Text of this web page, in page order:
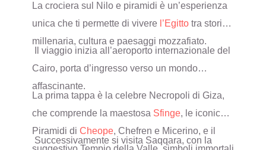
La crociera sul Nilo e piramidi è un’esperienza
unica che ti permette di vivere l’Egitto tra storia
millenaria, cultura e paesaggi mozzafiato.
Il viaggio inizia all’aeroporto internazionale del
Cairo, porta d’ingresso verso un mondo
affascinante.
La prima tappa è la celebre Necropoli di Giza,
che comprende la maestosa Sfinge, le iconiche
Piramidi di Cheope, Chefren e Micerino, e il
Successivamente si visita Saqqara, con la